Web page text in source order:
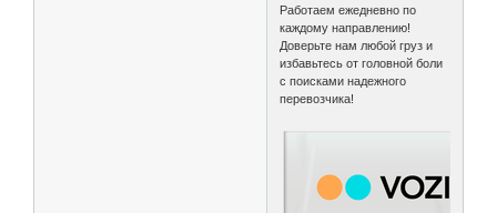
Работаем ежедневно по
каждому направлению!
Доверьте нам любой груз и
избавьтесь от головной боли
с поисками надежного
перевозчика!